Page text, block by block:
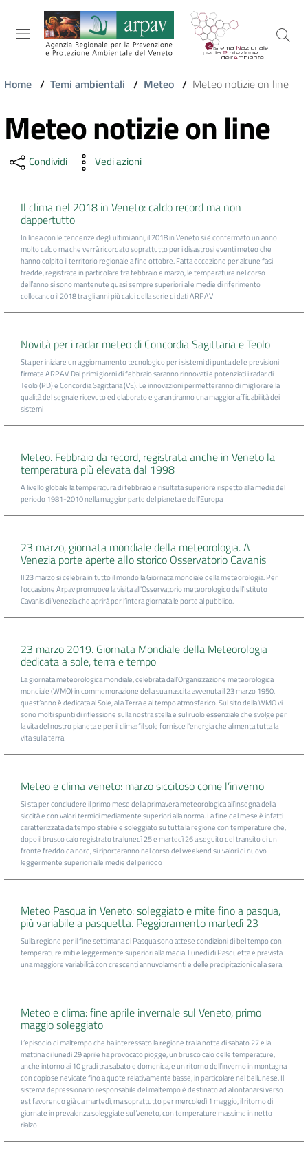
Salta al contenuto
Salta alla navigazione
Salta al footer
TEMI
TERRITORIO
SERVIZI
DATI
AMBIENTALI
Seguici
Home / Temi ambientali / Meteo / Meteo notizie on line
Vai al contenuto
Meteo notizie on line
Condividi Vedi azioni
Il clima nel 2018 in Veneto: caldo record ma non
dappertutto
In linea con le tendenze degli ultimi anni, il 2018 in Veneto si è confermato un anno
molto caldo ma che verrà ricordato soprattutto per i disastrosi eventi meteo che
hanno colpito il territorio regionale a fine ottobre. Fatta eccezione per alcune fasi
fredde, registrate in particolare tra febbraio e marzo, le temperature nel corso
dell’anno si sono mantenute quasi sempre superiori alle medie di riferimento
collocando il 2018 tra gli anni più caldi della serie di dati ARPAV
Novità per i radar meteo di Concordia Sagittaria e Teolo
Sta per iniziare un aggiornamento tecnologico per i sistemi di punta delle previsioni
firmate ARPAV. Dai primi giorni di febbraio saranno rinnovati e potenziati i radar di
Teolo (PD) e Concordia Sagittaria (VE). Le innovazioni permetteranno di migliorare la
qualità del segnale ricevuto ed elaborato e garantiranno una maggior affidabilità dei
sistemi
Meteo. Febbraio da record, registrata anche in Veneto la
temperatura più elevata dal 1998
A livello globale la temperatura di febbraio è risultata superiore rispetto alla media del
periodo 1981-2010 nella maggior parte del pianeta e dell’Europa
23 marzo, giornata mondiale della meteorologia. A
Venezia porte aperte allo storico Osservatorio Cavanis
Il 23 marzo si celebra in tutto il mondo la Giornata mondiale della meteorologia. Per
l’occasione Arpav promuove la visita all'Osservatorio meteorologico dell’Istituto
Cavanis di Venezia che aprirà per l’intera giornata le porte al pubblico.
23 marzo 2019. Giornata Mondiale della Meteorologia
dedicata a sole, terra e tempo
La giornata meteorologica mondiale, celebrata dall’Organizzazione meteorologica
mondiale (WMO) in commemorazione della sua nascita avvenuta il 23 marzo 1950,
quest’anno è dedicata al Sole, alla Terra e al tempo atmosferico. Sul sito della WMO vi
sono molti spunti di riflessione sulla nostra stella e sul ruolo essenziale che svolge per
la vita del nostro pianeta e per il clima: “il sole fornisce l'energia che alimenta tutta la
vita sulla terra
Meteo e clima veneto: marzo siccitoso come l’inverno
Si sta per concludere il primo mese della primavera meteorologica all’insegna della
siccità e con valori termici mediamente superiori alla norma. La fine del mese è infatti
caratterizzata da tempo stabile e soleggiato su tutta la regione con temperature che,
dopo il brusco calo registrato tra lunedì 25 e martedì 26 a seguito del transito di un
fronte freddo da nord, si riporteranno nel corso del weekend su valori di nuovo
leggermente superiori alle medie del periodo
Meteo Pasqua in Veneto: soleggiato e mite fino a pasqua,
più variabile a pasquetta. Peggioramento martedì 23
Sulla regione per il fine settimana di Pasqua sono attese condizioni di bel tempo con
temperature miti e leggermente superiori alla media. Lunedì di Pasquetta è prevista
una maggiore variabilità con crescenti annuvolamenti e delle precipitazioni dalla sera
Meteo e clima: fine aprile invernale sul Veneto, primo
maggio soleggiato
L’episodio di maltempo che ha interessato la regione tra la notte di sabato 27 e la
mattina di lunedì 29 aprile ha provocato piogge, un brusco calo delle temperature,
anche intorno ai 10 gradi tra sabato e domenica, e un ritorno dell’inverno in montagna
con copiose nevicate fino a quote relativamente basse, in particolare nel bellunese. Il
sistema depressionario responsabile del maltempo è destinato ad allontanarsi verso
est favorendo già da martedì, ma soprattutto per mercoledì 1 maggio, il ritorno di
giornate in prevalenza soleggiate sul Veneto, con temperature massime in netto
rialzo